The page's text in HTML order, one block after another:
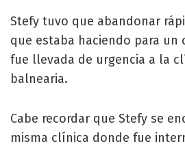
Stefy tuvo que abandonar
que estaba haciendo para un
fue llevada de urgencia a la
balnearia.
Cabe recordar que Stefy se
misma clínica donde fue